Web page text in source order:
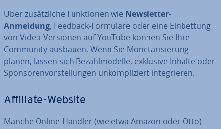
Über zu­sätz­li­che Funk­tio­nen wie News­let­ter-
Anmeldung, Feedback-Formulare oder eine Ein­bet­tung
von Video-Versionen auf YouTube können Sie Ihre
Community ausbauen. Wenn Sie Mo­ne­ta­ri­sie­rung
planen, lassen sich Be­zahl­mo­del­le, exklusive Inhalte oder
Spon­so­ren­vor­stel­lun­gen un­kom­pli­ziert in­te­grie­ren.
Affiliate-Website
Manche Online-Händler (wie etwa Amazon oder Otto)